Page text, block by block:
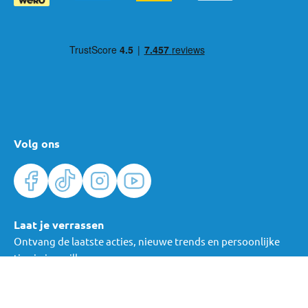
Volg ons
Laat je verrassen
Ontvang de laatste acties, nieuwe trends en persoonlijke
tips in je mailbox.